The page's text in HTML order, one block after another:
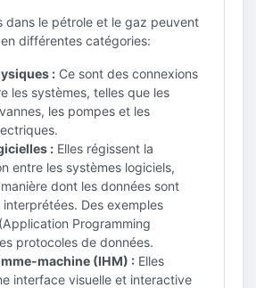
dans le pétrole et le gaz peuvent
différentes catégories:
: Ce sont des connexions
les systèmes, telles que les
les pompes et les
: Elles régissent la
entre les systèmes logiciels,
dont les données sont
Des exemples
Programming
protocoles de données.
machine (IHM) : Elles
interface visuelle et interactive